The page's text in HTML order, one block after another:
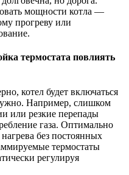
мощности котла —
прогреву или
термостата повлиять
котел будет включаться
Например, слишком
или резкие перепады
газа. Оптимально
без постоянных
термостаты
регулируя